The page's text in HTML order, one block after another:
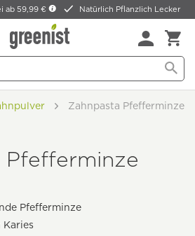
ab 59,99 € Natürlich Pflanzlich Lecker
Zahnpasta Pfefferminze
Pfefferminze
Pfefferminze